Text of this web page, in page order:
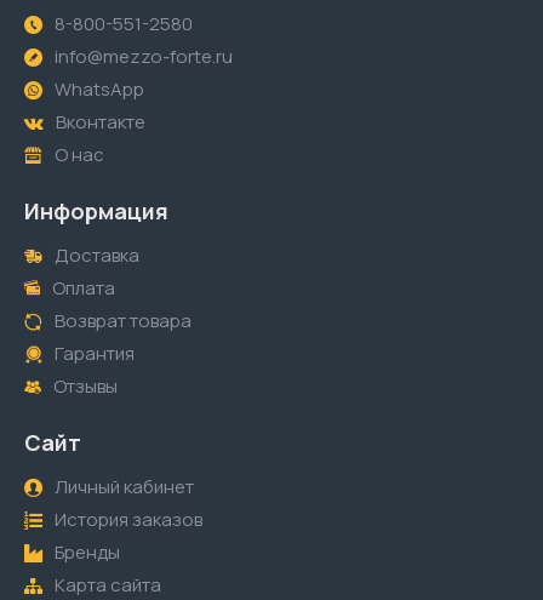
8-800-551-2580
info@mezzo-forte.ru
WhatsApp
Вконтакте
О нас
Информация
Доставка
Оплата
Возврат товара
Гарантия
Отзывы
Сайт
Личный кабинет
История заказов
Бренды
Карта сайта